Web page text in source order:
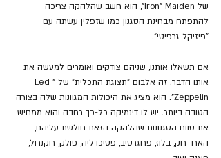
של Iron" Maiden", הוא
חשב שהלהקה צריכה
להתפתח מבחינת הסגנון כמו שזפלין עשתה עם
"פיזיקל גרפיטי".
אם תשאלו אותנו, שניהם צודקים ואומרים למעשה את
אותו הדבר. זה אלבום "תצוגת התכלית" של "Led
Zeppelin". הוא מציג את היכולות המגוונות שלה בצורה
הטובה ביותר. יש לו דינמיקה כל-כך רחבה והוא ממחיש
את טווח הסגנונות שהלהקה הזאת חולשת עליהם,
הארד רוק, בלוז, פרוגרסיב, פסיכדליה, פולק, רוקנרול,